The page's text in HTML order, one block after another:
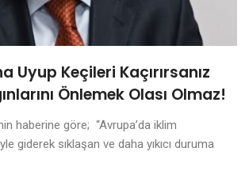
Uyup Keçileri Kaçırırsanız
Önlemek Olası Olmaz!
haberine göre; “Avrupa’da iklim
giderek sıklaşan ve daha yıkıcı duruma